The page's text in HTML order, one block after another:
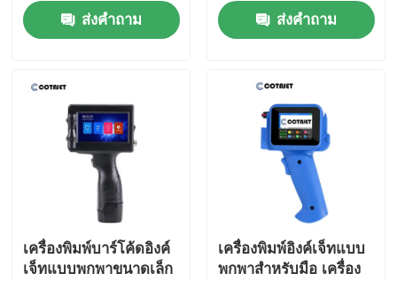
ส่งคำถาม ส่งคำถาม
เครื่องพิมพ์บาร์โค้ดอิงค์
เจ็ทแบบพกพาขนาดเล็ก
เครื่องพิมพ์อิงค์เจ็ทแบบ
พกพาสำหรับมือ เครื่อง